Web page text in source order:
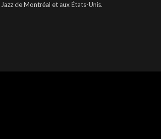
de Montréal et aux États-Unis.